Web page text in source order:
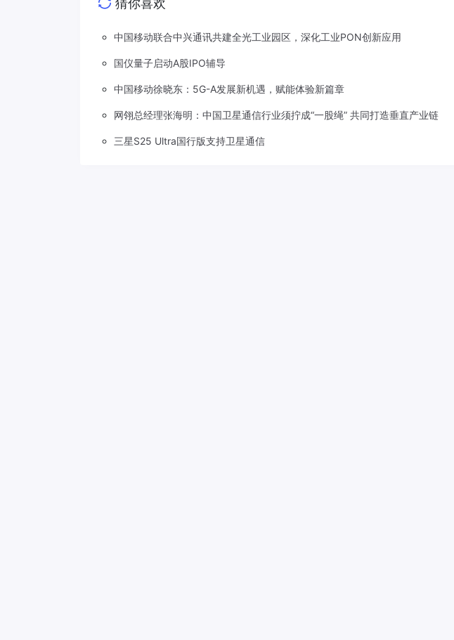
猜你喜欢
中国移动联合中兴通讯共建全光工业园区，深化工业PON创新应用
国仪量子启动A股IPO辅导
中国移动徐晓东：5G-A发展新机遇，赋能体验新篇章
网翎总经理张海明：中国卫星通信行业须拧成“一股绳” 共同打造垂直产业链
三星S25 Ultra国行版支持卫星通信